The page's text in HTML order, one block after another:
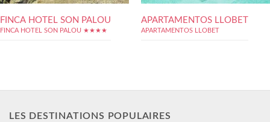
FINCA HOTEL SON PALOU
FINCA HOTEL SON PALOU ★★★★
APARTAMENTOS LLOBET
APARTAMENTOS LLOBET
LES DESTINATIONS POPULAIRES